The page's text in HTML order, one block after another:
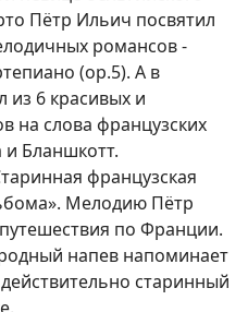
Пётр Ильич посвятил
романсов -
(ор.5). А в
из 6 красивых и
на слова французских
и Бланшкотт.
французская
Мелодию Пётр
по Франции.
напев напоминает
старинный